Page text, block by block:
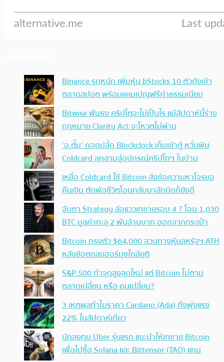
Binance รุกหนัก เพิ่มหุ้น bStocks 10 ตัวดังเข้า
ตลาดสปอต พร้อมแคมเปญฟรีค่าธรรมเนียม
Bitwise ฟันธง คริปโตจะไม่เป็นไร แม้สัปดาห์นี้ร่าง
กฎหมาย Clarity Act จะโหวตไม่ผ่าน
‘อ.ตั๊ม’ ถอดปลั้ก Blockclock เก็บเข้าตู้ หวั่นพิษ
Coldcard ลุกลามสู่อุปกรณ์คริปโทฯ ในบ้าน
เหยื่อ Coldcard ใช้ Bitcoin ส่งข้อความหาโจรขอ
คืนเงิน ตัดพ้อชีวิตโอนกลับมาสักนิดก็ยังดี
จับตา Strategy ส่อแววเทขายรอบ 4 ? โอน 1,030
BTC มูลค่าทะลุ 2 พันล้านบาท ออกจากกระเป๋า
Bitcoin ทรงตัว $64,000 สวนทางหุ้นสหรัฐฯ ATH
หลังข้อตกลงฮอร์มุซใกล้ยุติ
S&P 500 ทำจุดสูงสุดใหม่ แต่ Bitcoin ไม่ตาม
ตลาดเปลี่ยน หรือ คนเปลี่ยน?
3 เหตุผลทำไมราคา Cardano (Ada) ถึงพุ่งแรง
22% ในสัปดาห์เดียว
นักลงทุน Uber รุ่นแรก แนะนำให้เทขาย Bitcoin
เพื่อไปซื้อ Solana และ Bittensor (TAO) แทน